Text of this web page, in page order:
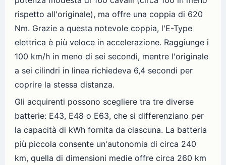
rispetto all'originale), ma offre una coppia di 620
Nm. Grazie a questa notevole coppia, l'E-Type
elettrica è più veloce in accelerazione. Raggiunge i
100 km/h in meno di sei secondi, mentre l'originale
a sei cilindri in linea richiedeva 6,4 secondi per
coprire la stessa distanza.
Gli acquirenti possono scegliere tra tre diverse
batterie: E43, E48 o E63, che si differenziano per
la capacità di kWh fornita da ciascuna. La batteria
più piccola consente un'autonomia di circa 240
km, quella di dimensioni medie offre circa 260 km